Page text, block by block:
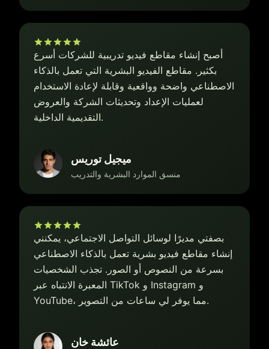
أصبح إنشاء مقاطع فيديو تدريبية للشركات أسرع
بكثير. مقاطع الفيديو البشرية التي تعمل بالذكاء
الاصطناعي واضحة وواقعية وقابلة لإعادة الاستخدام
لعمليات الإعداد وتحديثات الشركة والعروض
التقديمية الداخلية.
ميجيل توريس
منسق الموارد البشرية والتدريب
بصفتي مديرًا لوسائل التواصل الاجتماعي، يمكنني
إنشاء مقاطع فيديو بشرية تعمل بالذكاء الاصطناعي
بسرعة من النصوص أو الصور. تجذب الشخصيات
المعبرة الانتباه عبر TikTok و Instagram و
YouTube، مما يوفر لي ساعات من التصوير.
عائشة خان